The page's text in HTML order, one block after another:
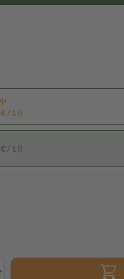
/ 1 l)
/ 1 l)